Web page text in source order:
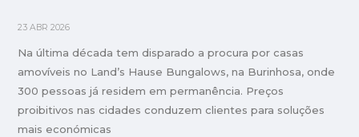
23 ABR 2026
Na última década tem disparado a procura por casas
amovíveis no Land’s Hause Bungalows, na Burinhosa, onde
300 pessoas já residem em permanência. Preços
proibitivos nas cidades conduzem clientes para soluções
mais económicas